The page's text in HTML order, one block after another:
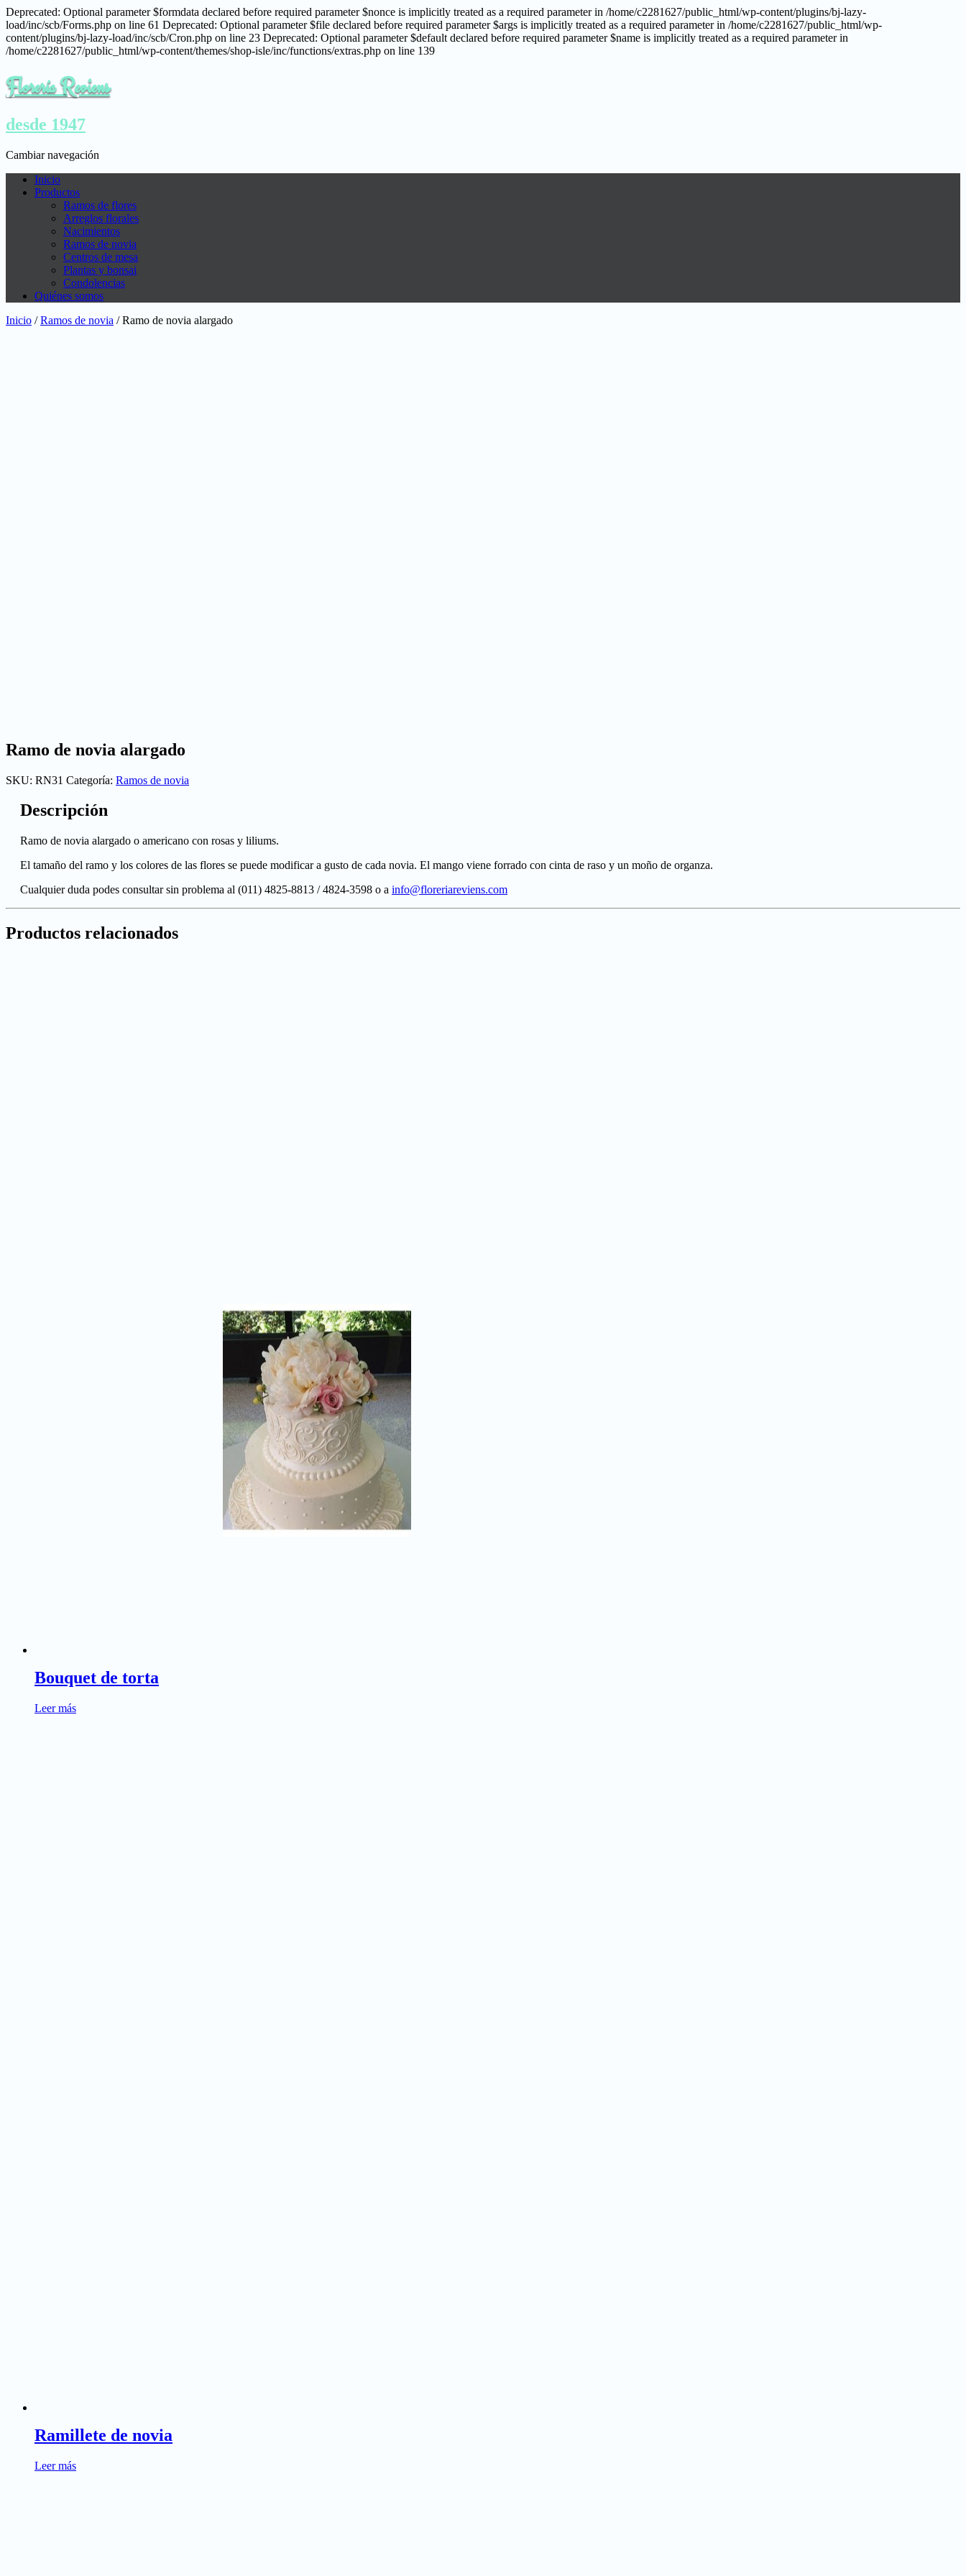
Deprecated: Optional parameter $formdata declared before required parameter $nonce is implicitly treated as a required parameter in /home/c2281627/public_html/wp-content/plugins/bj-lazy-
load/inc/scb/Forms.php on line 61 Deprecated: Optional parameter $file declared before required parameter $args is implicitly treated as a required parameter in /home/c2281627/public_html/wp-
content/plugins/bj-lazy-load/inc/scb/Cron.php on line 23 Deprecated: Optional parameter $default declared before required parameter $name is implicitly treated as a required parameter in
/home/c2281627/public_html/wp-content/themes/shop-isle/inc/functions/extras.php on line 139
Florería Reviens
desde 1947
Cambiar navegación
Inicio
Productos
Ramos de flores
Arreglos florales
Nacimientos
Ramos de novia
Centros de mesa
Plantas y bonsai
Condolencias
Quiénes somos
Inicio /Ramos de novia / Ramo de novia alargado
Ramo de novia alargado
SKU: RN31 Categoría: Ramos de novia
Descripción
Ramo de novia alargado o americano con rosas y liliums.
El tamaño del ramo y los colores de las flores se puede modificar a gusto de cada novia. El mango viene forrado con cinta de raso y un moño de organza.
Cualquier duda podes consultar sin problema al (011) 4825-8813 / 4824-3598 o a info@floreriareviens.com
Productos relacionados
Bouquet de torta
Leer más
Ramillete de novia
Leer más